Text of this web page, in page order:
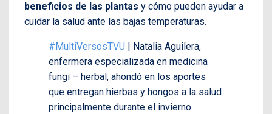
beneficios de las plantas y cómo pueden ayudar a
cuidar la salud ante las bajas temperaturas.
#MultiVersosTVU | Natalia Aguilera,
enfermera especializada en medicina
fungi – herbal, ahondó en los aportes
que entregan hierbas y hongos a la salud
principalmente durante el invierno.